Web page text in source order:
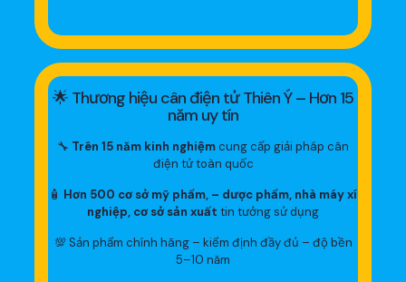
🌟 Thương hiệu cân điện tử Thiên Ý – Hơn 15
năm uy tín
🔧 Trên 15 năm kinh nghiệmcung cấp giải pháp cân
điện tử toàn quốc
🧴 Hơn 500 cơ sở mỹ phẩm, – dược phẩm, nhà máy xí
nghiệp, cơ sở sản xuất tin tưởng sử dụng
💯 Sản phẩm chính hãng – kiểm định đầy đủ – độ bền
5–10 năm